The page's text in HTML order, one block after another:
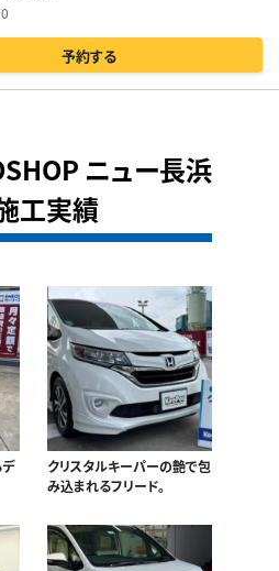
予約する
ニュー長浜
工実績
クリスタルキーパーの艶で包
み込まれるフリード。